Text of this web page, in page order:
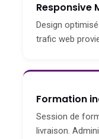
Responsive
Design
trafic web
Formation
Session de
livraison.